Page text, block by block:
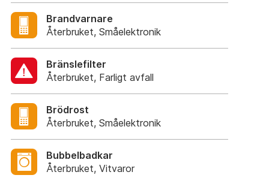
Brandvarnare
Återbruket, Småelektronik
Bränslefilter
Återbruket, Farligt avfall
Brödrost
Återbruket, Småelektronik
Bubbelbadkar
Återbruket, Vitvaror